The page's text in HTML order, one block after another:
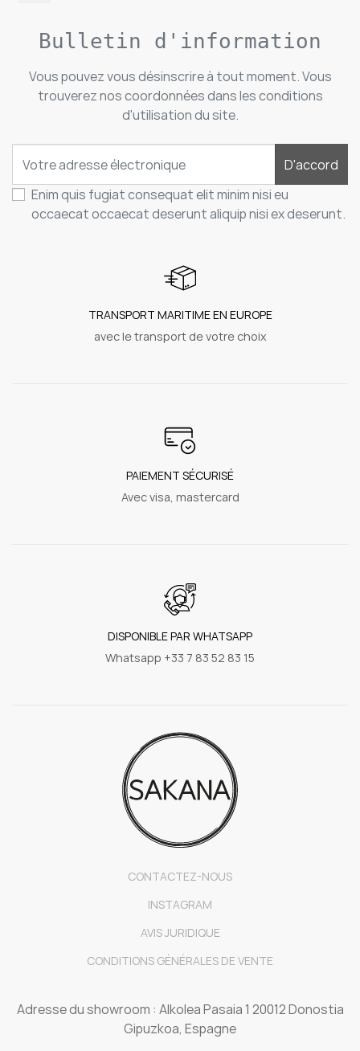
Bulletin d'information
Vous pouvez vous désinscrire à tout moment. Vous
trouverez nos coordonnées dans les conditions
d'utilisation du site.
D'accord
Enim quis fugiat consequat elit minim nisi eu
occaecat occaecat deserunt aliquip nisi ex deserunt.
TRANSPORT MARITIME EN EUROPE
avec le transport de votre choix
PAIEMENT SÉCURISÉ
Avec visa, mastercard
DISPONIBLE PAR WHATSAPP
Whatsapp +33 7 83 52 83 15
CONTACTEZ-NOUS
INSTAGRAM
AVIS JURIDIQUE
CONDITIONS GÉNÉRALES DE VENTE
Adresse du showroom : Alkolea Pasaia 1 20012 Donostia
Gipuzkoa, Espagne